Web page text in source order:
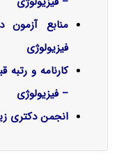
منابع
فیزیولوژی
کارنامه و
– فیزیولوژی
انجمن دکتری